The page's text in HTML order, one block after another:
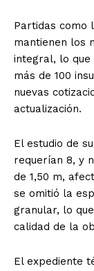
Partidas como
mantienen los
integral, lo que
más de 100
nuevas
actualización.
El estudio de
requerían 8, y
de 1,50 m,
se omitió la
granular, lo
calidad de la
El expediente